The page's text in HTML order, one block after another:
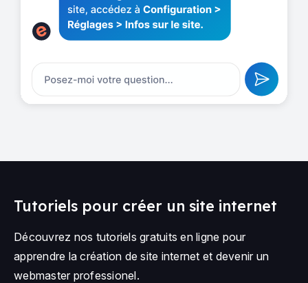
Tutoriels pour créer un site internet
Découvrez nos tutoriels gratuits en ligne pour
apprendre la création de site internet et devenir un
webmaster professionel.